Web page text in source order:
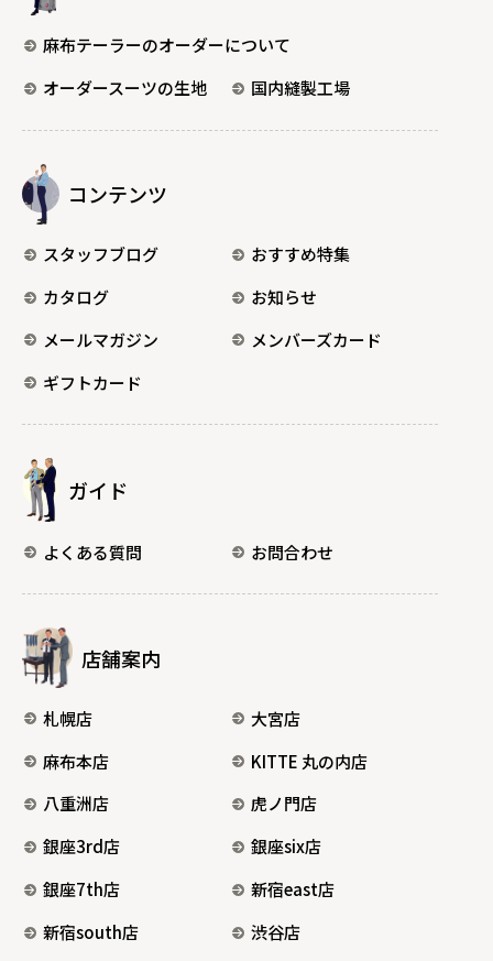
麻布テーラーのオーダーについて
オーダースーツの生地
国内縫製工場
コンテンツ
スタッフブログ
おすすめ特集
カタログ
お知らせ
メールマガジン
メンバーズカード
ギフトカード
ガイド
よくある質問 お問合わせ
店舗案内
札幌店
大宮店
麻布本店
KITTE 丸の内店
八重洲店
虎ノ門店
銀座3rd店
銀座six店
銀座7th店
新宿east店
新宿south店
渋谷店